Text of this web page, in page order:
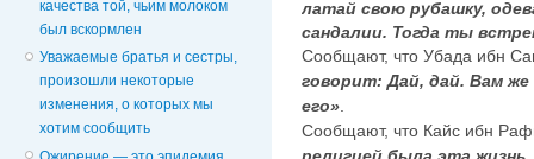
качества той, чьим молоком
был вскормлен
Уважаемые братья и сестры,
произошли некоторые
изменения, о которых мы
хотим сообщить
латай свою рубашку,
сандалии. Тогда ты
Сообщают, что Убада ибн
говорит: Дай, дай. Вам
его»
Сообщают, что Кайс ибн
религией была эта